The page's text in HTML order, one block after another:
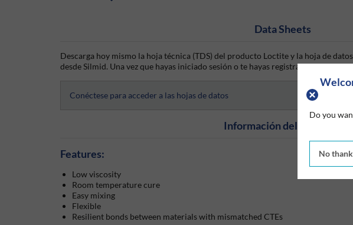
Do you
No
Data Sheets
Descarga hoy mismo la hoja técnica (TDS) del producto Loctite y la hoja de
desde Silmid. Una vez que hayas iniciado sesión o te hayas registrado, la hoja de
Conéctese para acceder a las hojas de datos
Información del producto
Features:
Low viscosity
Room temperature cure
Easy mixing
Flexible
Resilient bonds between materials with mismatched CTEs